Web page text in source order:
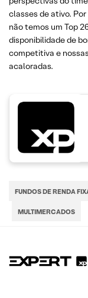
classes de ativo.
não temos um Top
disponibilidade de
competitiva e
acaloradas.
FUNDOS DE RENDA
MULTIMERCADOS